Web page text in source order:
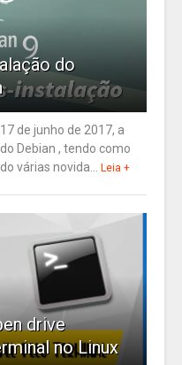
do
de junho de 2017, a
Debian , tendo como
várias novida... Leia +
drive
no Linux